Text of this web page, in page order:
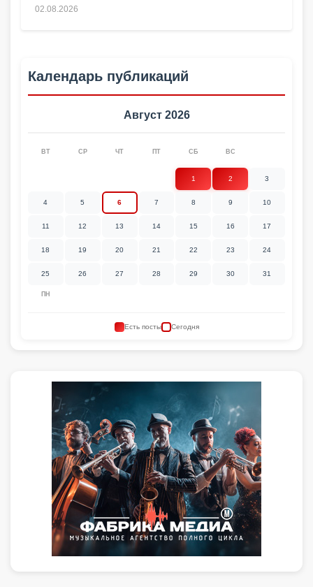
02.08.2026
Календарь публикаций
Август 2026
ПН
ВТ СР ЧТ ПТ СБ ВС
1 2 3
4 5 6 7 8 9 10
11 12 13 14 15 16 17
18 19 20 21 22 23 24
25 26 27 28 29 30 31
Есть посты Сегодня